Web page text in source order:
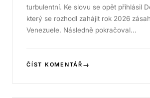
turbulentní. Ke slovu se opět přihlásil
který se rozhodl zahájit rok 2026
Venezuele. Následně pokračoval…
ČÍST KOMENTÁŘ →